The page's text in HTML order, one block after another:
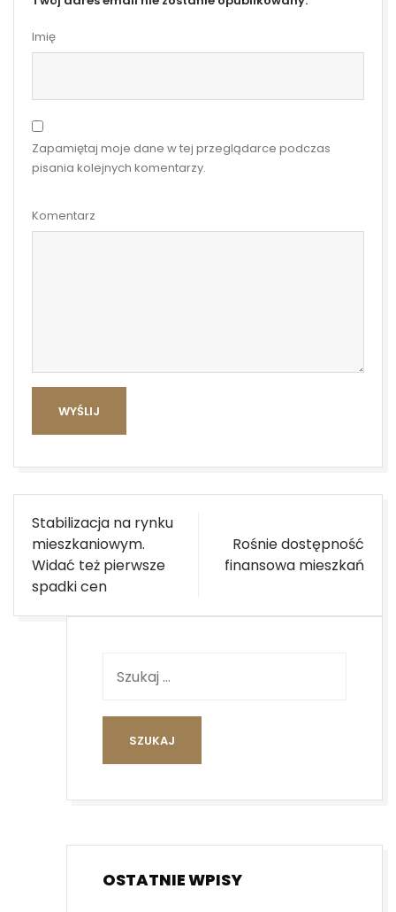
Imię
Zapamiętaj moje dane w tej przeglądarce podczas
pisania kolejnych komentarzy.
Komentarz
WYŚLIJ
Nawigacja
wpisu
Stabilizacja na rynku
mieszkaniowym.
Widać też pierwsze
spadki cen
Rośnie dostępność
finansowa mieszkań
OSTATNIE WPISY